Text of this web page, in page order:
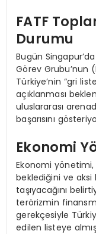
FATF
Durumu
Bugün
Görev Grubu’nun
Türkiye’nin “gri
açıklanması
uluslararası
başarısını
Ekonomi
Ekonomi yönetimi,
beklediğini ve aksi
taşıyacağını
terörizmin
gerekçesiyle
edilen listeye